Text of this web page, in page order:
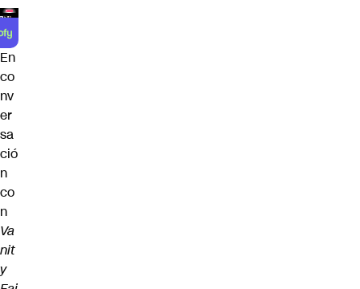
En
co
nv
er
sa
ció
n
co
n
Va
nit
y